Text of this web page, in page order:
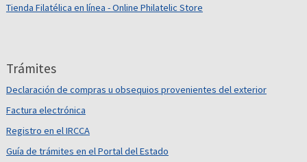
Tienda Filatélica en línea - Online Philatelic Store
Trámites
Declaración de compras u obsequios provenientes del exterior
Factura electrónica
Registro en el IRCCA
Guía de trámites en el Portal del Estado